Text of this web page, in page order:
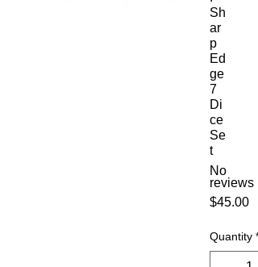
Sh
ar
p
Ed
ge
7
Di
ce
Se
t
No
reviews
$45.00
Quantity *